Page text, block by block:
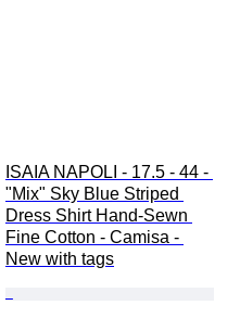
ISAIA NAPOLI - 17.5 - 44 -
"Mix" Sky Blue Striped
Dress Shirt Hand-Sewn
Fine Cotton - Camisa -
New with tags